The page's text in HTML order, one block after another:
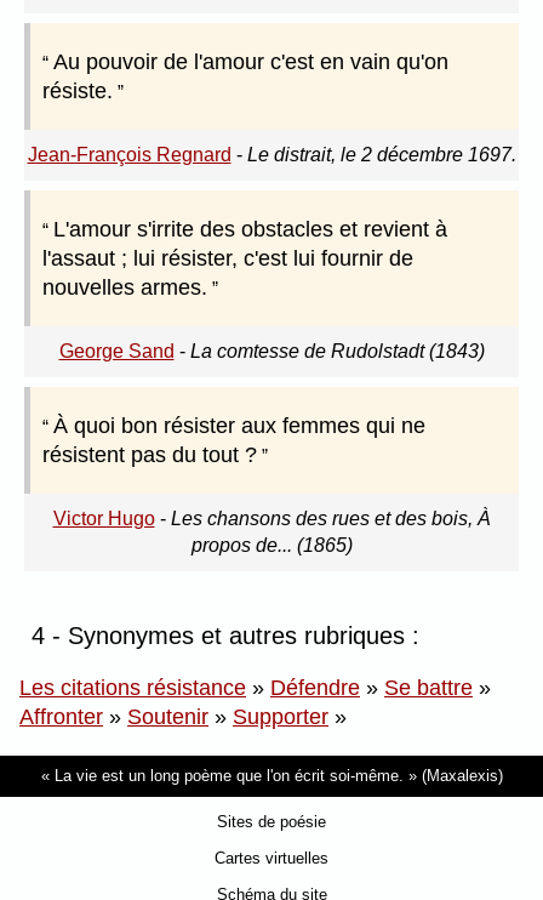
Au pouvoir de l'amour c'est en vain qu'on
résiste.
Jean-François Regnard - Le distrait, le 2 décembre 1697.
L'amour s'irrite des obstacles et revient à
l'assaut ; lui résister, c'est lui fournir de
nouvelles armes.
George Sand - La comtesse de Rudolstadt (1843)
À quoi bon résister aux femmes qui ne
résistent pas du tout ?
Victor Hugo- Les chansons des rues et des bois, À
propos de... (1865)
4 - Synonymes et autres rubriques :
Les citations résistance » Défendre » Se battre »
Affronter » Soutenir » Supporter »
La vie est un long poème que l'on écrit soi-même. (Maxalexis)
Sites de poésie
Cartes virtuelles
Schéma du site